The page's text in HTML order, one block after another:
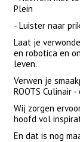
Plein
- Luister naar
Laat je
en robotica en
leven.
Verwen je
ROOTS Culinair
Wij zorgen
hoofd vol
En dat is nog